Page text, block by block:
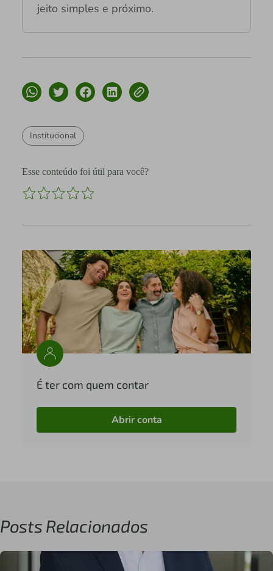
jeito simples e próximo.
Institucional
Esse conteúdo foi útil para você?
É ter com quem contar
Abrir conta
Posts Relacionados